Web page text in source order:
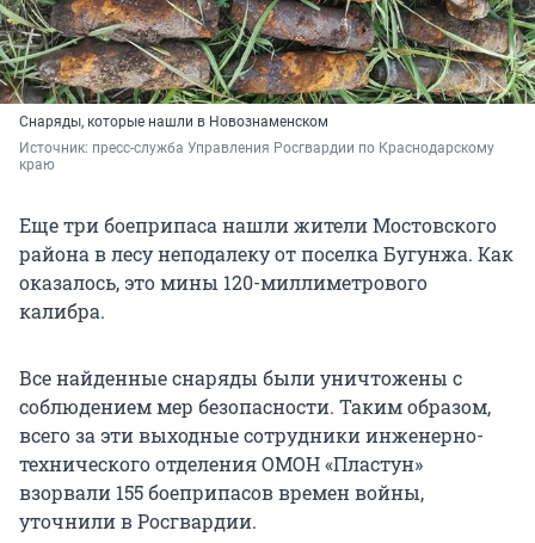
Снаряды, которые нашли в Новознаменском
Источник: пресс-служба Управления Росгвардии по Краснодарскому
краю
Еще три боеприпаса нашли жители Мостовского
района в лесу неподалеку от поселка Бугунжа. Как
оказалось, это мины 120-миллиметрового
калибра.
Все найденные снаряды были уничтожены с
соблюдением мер безопасности. Таким образом,
всего за эти выходные сотрудники инженерно-
технического отделения ОМОН «Пластун»
взорвали 155 боеприпасов времен войны,
уточнили в Росгвардии.